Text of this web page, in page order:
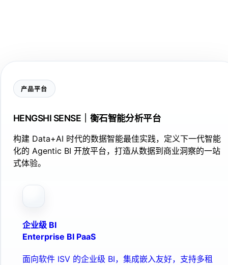
产品平台
HENGSHI SENSE｜衡石智能分析平台
构建 Data+AI 时代的数据智能最佳实践，定义下一代智能
化的 Agentic BI 开放平台，打造从数据到商业洞察的一站
式体验。
企业级 BI
Enterprise BI PaaS
面向软件 ISV 的企业级 BI，集成嵌入友好，支持多租